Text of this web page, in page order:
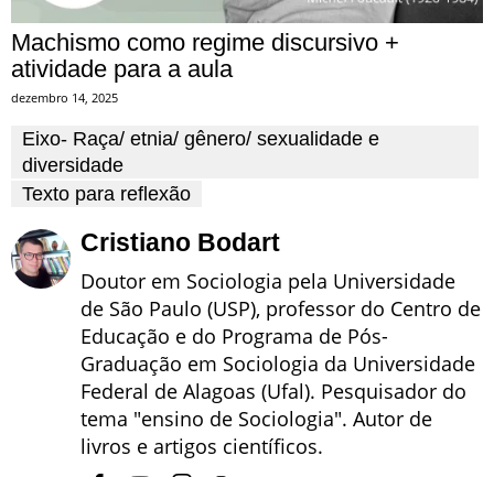
Machismo como regime discursivo +
atividade para a aula
dezembro 14, 2025
Eixo- Raça/ etnia/ gênero/ sexualidade e
diversidade
Texto para reflexão
Cristiano Bodart
Doutor em Sociologia pela Universidade
de São Paulo (USP), professor do Centro de
Educação e do Programa de Pós-
Graduação em Sociologia da Universidade
Federal de Alagoas (Ufal). Pesquisador do
tema "ensino de Sociologia". Autor de
livros e artigos científicos.